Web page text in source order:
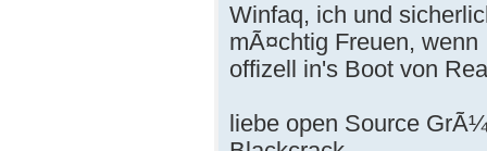
Winfaq, ich und
mÃ¤chtig Freuen, wenn
offizell in's Boot von
liebe open Source